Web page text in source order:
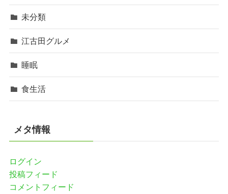
未分類
江古田グルメ
睡眠
食生活
メタ情報
ログイン
投稿フィード
コメントフィード